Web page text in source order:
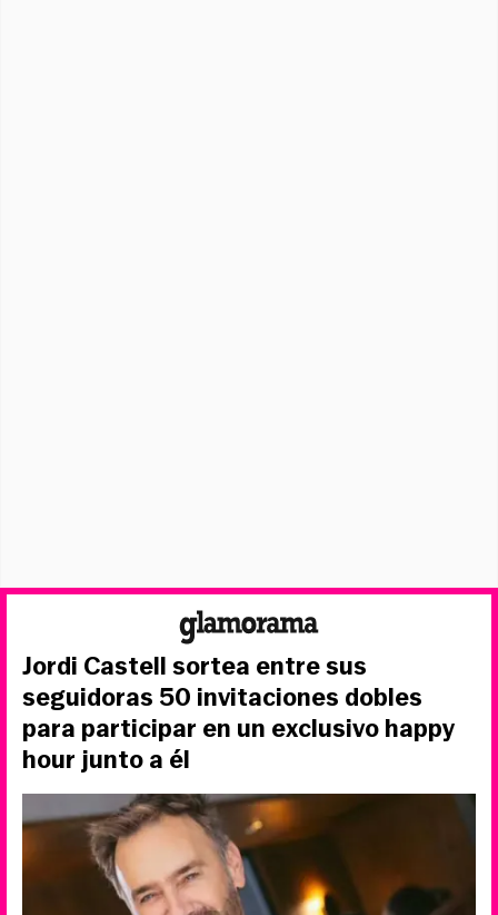
Jordi Castell sortea entre sus
seguidoras 50 invitaciones dobles
para participar en un exclusivo happy
hour junto a él